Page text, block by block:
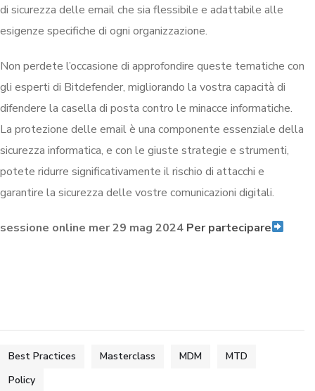
di sicurezza delle email che sia flessibile e adattabile alle
esigenze specifiche di ogni organizzazione.
Non perdete l’occasione di approfondire queste tematiche con
gli esperti di Bitdefender, migliorando la vostra capacità di
difendere la casella di posta contro le minacce informatiche.
La protezione delle email è una componente essenziale della
sicurezza informatica, e con le giuste strategie e strumenti,
potete ridurre significativamente il rischio di attacchi e
garantire la sicurezza delle vostre comunicazioni digitali.
sessione online mer 29 mag 2024 Per partecipare
Best Practices Masterclass MDM
MTD
Policy